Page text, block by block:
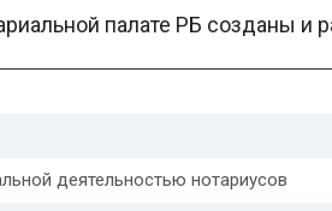
палате РБ созданы и
деятельностью нотариусов